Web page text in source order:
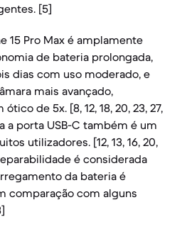
[5]
15 Pro Max é amplamente
de bateria prolongada,
dias com uso moderado, e
mais avançado,
de 5x. [8, 12, 18, 20, 23, 27,
a porta USB-C também é um
utilizadores. [12, 13, 16, 20,
é considerada
da bateria é
comparação com alguns